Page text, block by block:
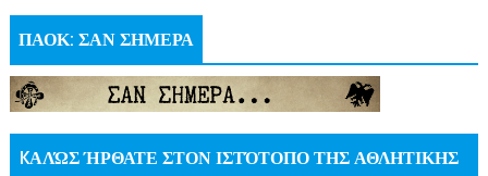
ΠΑΟΚ: ΣΑΝ ΣΗΜΕΡΑ
KΑΛΏΣ ΉΡΘΑΤΕ ΣΤΟΝ ΙΣΤΌΤΟΠΟ ΤΗΣ ΑΘΛΗΤΙΚΗΣ